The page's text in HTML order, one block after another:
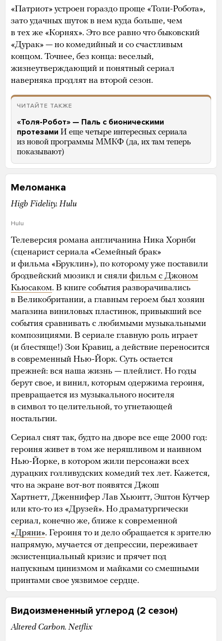
«Патриот» устроен гораздо проще «Толи-Робота»,
зато удачных шуток в нем куда больше, чем
в тех же «Корнях». Это все равно что быковский
«Дурак» — но комедийный и со счастливым
концом. Точнее, без конца: веселый,
жизнеутверждающий и понятный сериал
наверняка продлят на второй сезон.
ЧИТАЙТЕ ТАКЖЕ
«Толя-Робот» — Паль с бионическими
протезами И еще четыре интересных сериала
из новой программы ММКФ (да, их там теперь
показывают)
Меломанка
High Fidelity. Hulu
Hulu
Телеверсия романа англичанина Ника Хорнби
(сценарист сериала «Семейный брак»
и фильма «Бруклин»), по которому уже поставили
бродвейский мюзикл и сняли фильм с Джоном
Кьюсаком. В книге события разворачивались
в Великобритании, а главным героем был хозяин
магазина виниловых пластинок, привыкший все
события сравнивать с любимыми музыкальными
композициями. В сериале главную роль играет
(и блестяще!) Зои Кравиц, а действие переносится
в современный Нью-Йорк. Суть остается
прежней: вся наша жизнь — плейлист. Но годы
берут свое, и винил, которым одержима героиня,
превращается из музыкального носителя
в символ то целительной, то угнетающей
ностальгии.
Сериал снят так, будто на дворе все еще 2000 год:
героиня живет в том же неряшливом и наивном
Нью-Йорке, в котором жили персонажи всех
дурацких голливудских комедий тех лет. Кажется,
что на экране вот-вот появятся Джош
Хартнетт, Дженнифер Лав Хьюитт, Эштон Кутчер
или кто-то из «Друзей». Но драматургически
сериал, конечно же, ближе к современной
«Дряни». Героиня то и дело обращается к зрителю
напрямую, мучается от депрессии, переживает
экзистенциальный кризис и прячет под
напускным цинизмом и майками со смешными
принтами свое уязвимое сердце.
Видоизмененный углерод (2 сезон)
Altered Carbon. Netflix